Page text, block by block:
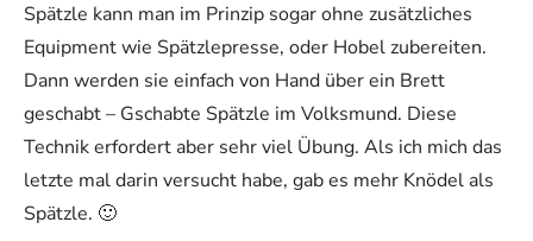
Spätzle kann man im Prinzip sogar ohne zusätzliches
Equipment wie Spätzlepresse, oder Hobel zubereiten.
Dann werden sie einfach von Hand über ein Brett
geschabt – Gschabte Spätzle im Volksmund. Diese
Technik erfordert aber sehr viel Übung. Als ich mich das
letzte mal darin versucht habe, gab es mehr Knödel als
Spätzle. 🙂